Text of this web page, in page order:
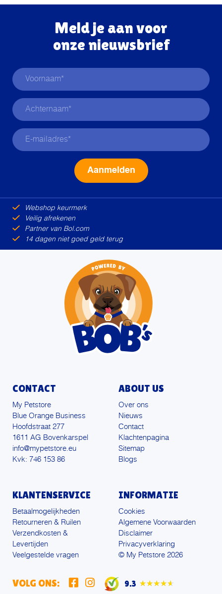
Meld je aan voor
onze nieuwsbrief
Webshop keurmerk
Veilig afrekenen
Partner van Bol.com
14 dagen niet goed geld terug
CONTACT
My Petstore
Blue Orange Business
Hoofdstraat 277
1611 AG Bovenkarspel
info@mypetstore.eu
Kvk: 746 153 86
ABOUT US
Over ons
Nieuws
Contact
Klachtenpagina
Sitemap
Blogs
KLANTENSERVICE
Betaalmogelijkheden
Retourneren & Ruilen
Verzendkosten &
Levertijden
Veelgestelde vragen
INFORMATIE
Cookies
Algemene Voorwaarden
Disclaimer
Privacyverklaring
© My Petstore 2026
VOLG ONS: 9.3 ★★★★★